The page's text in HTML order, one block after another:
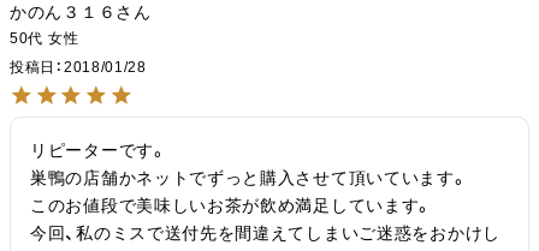
かのん３１６
50代 女性
投稿日
2018/01/28
リピーターです。
巣鴨の店舗かネットでずっと購入させて頂いています。
このお値段で美味しいお茶が飲め満足しています。
今回、私のミスで送付先を間違えてしまいご迷惑をおかけし